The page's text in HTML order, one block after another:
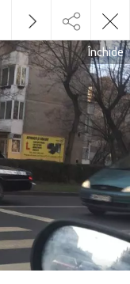
Închide